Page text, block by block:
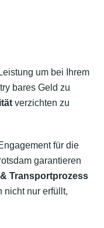
um bei Ihrem
bares Geld zu
verzichten zu
für die
garantieren
Transportprozess
nicht nur erfüllt,